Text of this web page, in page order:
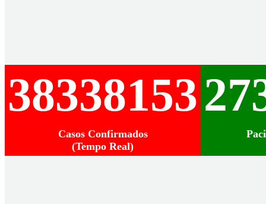
38338153
Casos Confirmados
(Tempo Real)